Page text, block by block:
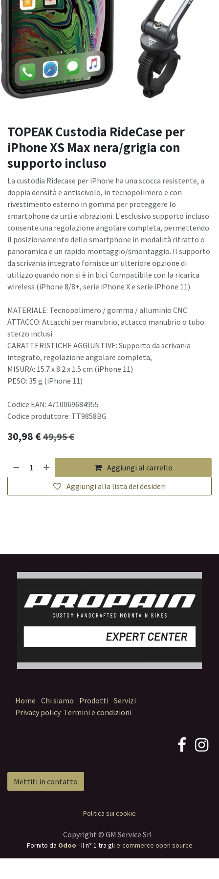
TOPEAK Custodia RideCase per
iPhone XS Max nera/grigia con
supporto incluso
La custodia Ridecase per iPhone ha una scocca resistente, a
doppia densità e antiscivolo, in tecnopolimero e con
rivestimento esterno in gomma per proteggere lo
smartphone da urti e vibrazioni. L'esclusivo supporto incluso
consente una regolazione angolare completa, permettendo
il posizionamento dello smartphone in modalità ritratto o
panoramica e un rapido montaggio/smontaggio. Il supporto
da scrivania integrato fornisce un'ulteriore opzione di
utilizzo quando non si è in bici. Compatibile con la ricarica
wireless (iPhone 8/8+, serie iPhone X e serie iPhone 11).
MATERIALE: Tecnopolimero / gomma / alluminio CNC
ATTACCO: Attacchi per manubrio, attacco manubrio o tubo
sterzo inclusi
CARATTERISTICHE AGGIUNTIVE: Supporto da scrivania
integrato, regolazione angolare completa,
MISURA: 15.7 x 8.2 x 1.5 cm (iPhone 11)
PESO: 35 g (iPhone 11)
Codice EAN: 4710069684955
Codice produttore: TT9858BG
30,98€49,95€
Aggiungi al carrello
Aggiungi alla lista dei desideri
Home Chi siamo Prodotti Servizi
Privacy policy Termini e condizioni
Mettiti in contatto
Politica sui cookie
Copyright © GM Service Srl
Fornito da Odoo - Il n° 1 tra gli e-commerce open source